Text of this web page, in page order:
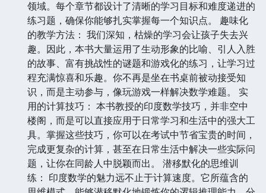
领域。每个章节都设计了清晰的学习目标和难度递进的
练习题，确保你能够扎实掌握每一个知识点。 趣味化
的教学方法： 我们深知，枯燥的学习会让孩子失去兴
趣。因此，本书大量运用了生动形象的比喻、引人入胜
的故事、富有挑战性的谜题和游戏化的练习，让学习过
程充满惊喜和乐趣。你不再是坐在书桌前被动接受知
识，而是主动参与，像玩游戏一样解决数学难题。 实
用的计算技巧： 本书教授的印度数学技巧，并非空中
楼阁，而是可以直接应用于日常学习和生活中的强大工
具。掌握这些技巧，你可以在考试中节省宝贵的时间，
完成更复杂的计算，甚至在日常生活中解决一些实际问
题，让你在同龄人中脱颖而出。 潜移默化的思维训
练： 印度数学的魅力远不止于计算速度。它所蕴含的